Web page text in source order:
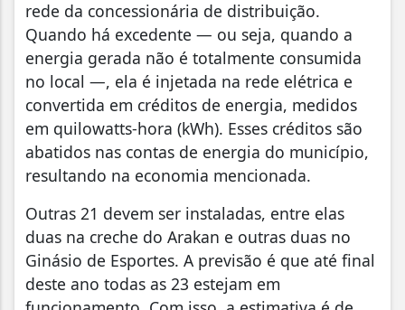
rede da concessionária de distribuição.
Quando há excedente — ou seja, quando a
energia gerada não é totalmente consumida
no local —, ela é injetada na rede elétrica e
convertida em créditos de energia, medidos
em quilowatts-hora (kWh). Esses créditos são
abatidos nas contas de energia do município,
resultando na economia mencionada.
Outras 21 devem ser instaladas, entre elas
duas na creche do Arakan e outras duas no
Ginásio de Esportes. A previsão é que até final
deste ano todas as 23 estejam em